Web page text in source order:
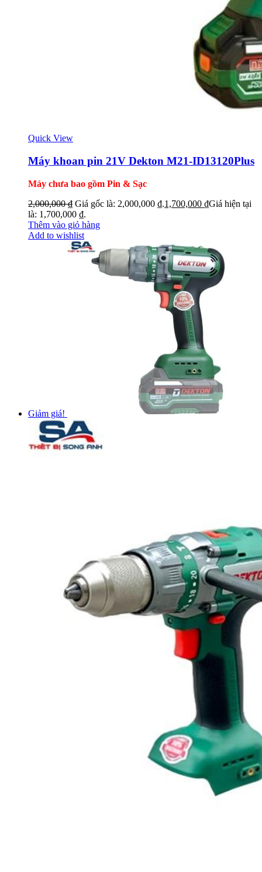
Quick View
Máy khoan pin 21V Dekton M21-ID13120Plus
Máy chưa bao gồm Pin & Sạc
2,000,000₫ Giá gốc là: 2,000,000 ₫.1,700,000 ₫Giá hiện tại
là: 1,700,000 ₫.
Thêm vào giỏ hàng
Add to wishlist
Giảm giá!